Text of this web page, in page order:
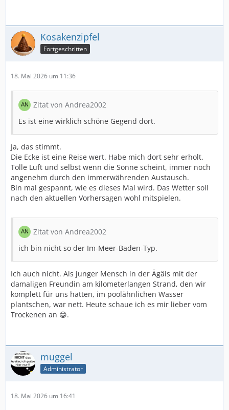
Kosakenzipfel
Fortgeschritten
18. Mai 2026 um 11:36
Zitat von Andrea2002
Es ist eine wirklich schöne Gegend dort.
Ja, das stimmt.
Die Ecke ist eine Reise wert. Habe mich dort sehr erholt.
Tolle Luft und selbst wenn die Sonne scheint, immer noch
angenehm durch den immerwährenden Austausch.
Bin mal gespannt, wie es dieses Mal wird. Das Wetter soll
nach den aktuellen Vorhersagen wohl mitspielen.
Zitat von Andrea2002
ich bin nicht so der Im-Meer-Baden-Typ.
Ich auch nicht. Als junger Mensch in der Ägäis mit der
damaligen Freundin am kilometerlangen Strand, den wir
komplett für uns hatten, im poolähnlichen Wasser
plantschen, war nett. Heute schaue ich es mir lieber vom
Trockenen an 😁.
muggel
Administrator
18. Mai 2026 um 16:41